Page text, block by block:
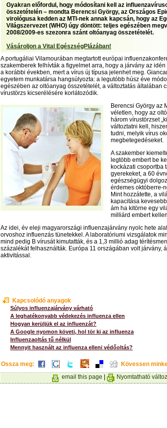
Gyakran előfordul, hogy módosítani kell az
összetételén – mondta Berencsi György, az Országos
virológusa kedden az MTI-nek annak kapcsán, hogy az
Világszervezet (WHO) úgy döntött: teljes egészében
2008/2009-es szezonra szánt oltóanyag összetételét.
Vásároljon a Vital EgészségPlázában!
A portugáliai Vilamourában megtartott európai
szakemberek felhívták a figyelmet arra, hogy a járvány az
a korábbi években, mert a vírus új típusa jelenhet meg.
egyetem munkatársa hangsúlyozta: a legutóbb húsz éve
egészében az oltóanyag összetételét, a változtatás általában
vírustörzs kicserélésére korlátozódik.
Berencsi György az
véletlen, hogy az
három vírustörzset
változtatni kell,
tudni, melyik vírus
megbetegedéseket.
A szakember
legtöbb embert be
kockázati csoportba
gyerekeket, a 60
egészségügyi
érdemes októberre-
Mint hozzátette, a
kapacitása
ám ha kitörne egy
milliárd embert
Az idei, év eleji magyarországi influenzajárvány nyolc hete
orvoshoz influenzás tünetekkel. A laboratóriumi vizsgálatok
mind pedig B vírusát kimutatták, és a 1,3 millió adag
százalékát felhasználták. Európa 11 országában volt járvány,
aktivitással.
Kapcsolódó anyagok
Súlyos influenzajárvány várható
A leghatékonyabb védekezés influenza ellen
Hogyan kerüljük el az influenzát?
A Google nyomon követi, hol tör ki az influenza
Influenzaoltás tű nélkül
Mennyit használt az influenza elleni védőoltás?
Ossza meg:
Kövessen
email this page
Nyomtatható